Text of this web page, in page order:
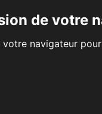
de votre
navigateur